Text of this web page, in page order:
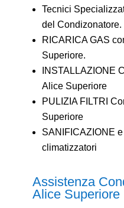
Tecnici
del Condizonatore.
RICARICA GAS
Superiore.
INSTALLAZIONE
Alice Superiore
PULIZIA FILTRI
Superiore
SANIFICAZIONE
climatizzatori
Assistenza
Alice Superiore